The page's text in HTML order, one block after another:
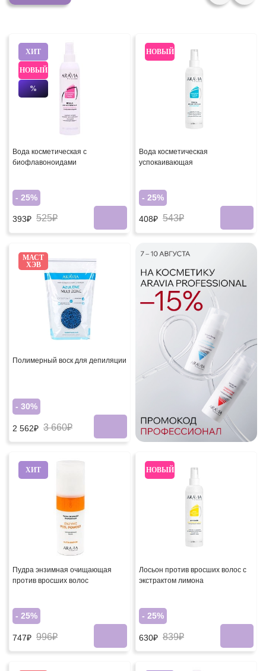
ХИТ
НОВЫЙ
%
Вода косметическая с
биофлавоноидами
- 25%
393₽ 525₽
НОВЫЙ
Вода косметическая
успокаивающая
- 25%
408₽ 543₽
МАСТ
ХЭВ
Полимерный воск для депиляции
- 30%
2 562₽ 3 660₽
ХИТ
Пудра энзимная очищающая
против вросших волос
- 25%
747₽ 996₽
НОВЫЙ
Лосьон против вросших волос с
экстрактом лимона
- 25%
630₽ 839₽